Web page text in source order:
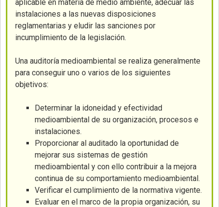
aplicable en materia de medio ambiente, adecuar las
instalaciones a las nuevas disposiciones
reglamentarias y eludir las sanciones por
incumplimiento de la legislación.
Una auditoría medioambiental se realiza generalmente
para conseguir uno o varios de los siguientes
objetivos:
Determinar la idoneidad y efectividad
medioambiental de su organización, procesos e
instalaciones.
Proporcionar al auditado la oportunidad de
mejorar sus sistemas de gestión
medioambiental y con ello contribuir a la mejora
continua de su comportamiento medioambiental.
Verificar el cumplimiento de la normativa vigente.
Evaluar en el marco de la propia organización, su